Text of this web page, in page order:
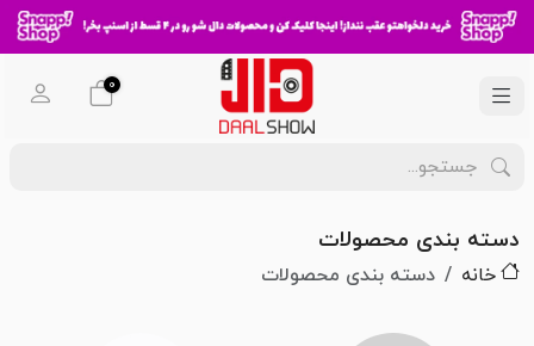
0
دسته بندی محصولات
خانه دسته بندی محصولات